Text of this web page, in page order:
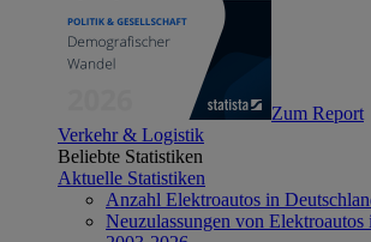
Zum Report
Verkehr & Logistik
Beliebte Statistiken
Aktuelle Statistiken
Anzahl Elektroautos in
Neuzulassungen von Elektroautos